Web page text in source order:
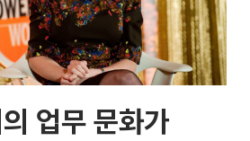
업무 문화가